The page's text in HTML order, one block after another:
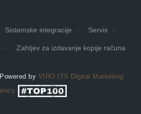
Sistemske integracije Servis
Zahtjev za izdavanje kopije računa
by VIRO ITS Digital Marketing